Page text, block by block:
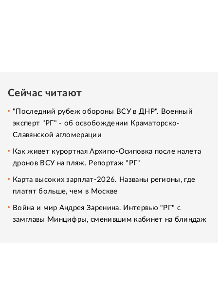
Сейчас читают
"Последний рубеж обороны ВСУ в ДНР". Военный
эксперт "РГ" - об освобождении Краматорско-
Славянской агломерации
Как живет курортная Архипо-Осиповка после налета
дронов ВСУ на пляж. Репортаж "РГ"
Карта высоких зарплат-2026. Названы регионы, где
платят больше, чем в Москве
Война и мир Андрея Заренина. Интервью "РГ" с
замглавы Минцифры, сменившим кабинет на блиндаж